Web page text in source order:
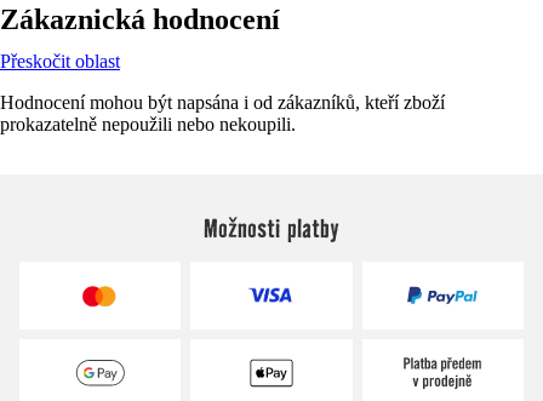
Zákaznická hodnocení
Přeskočit oblast
Hodnocení mohou být napsána i od zákazníků, kteří zboží
prokazatelně nepoužili nebo nekoupili.
Možnosti platby